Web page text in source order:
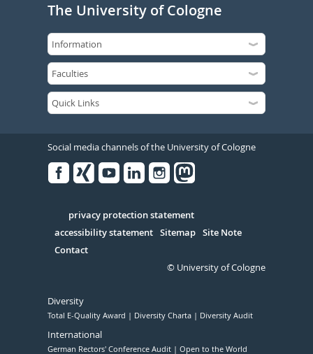
The University of Cologne
Social media channels of the University of Cologne
Serivce
privacy protection statement
accessibility statement Sitemap Site Note
Contact
© University of Cologne
Diversity
Total E-Quality Award Diversity Charta Diversity Audit
International
German Rectors' Conference Audit Open to the World